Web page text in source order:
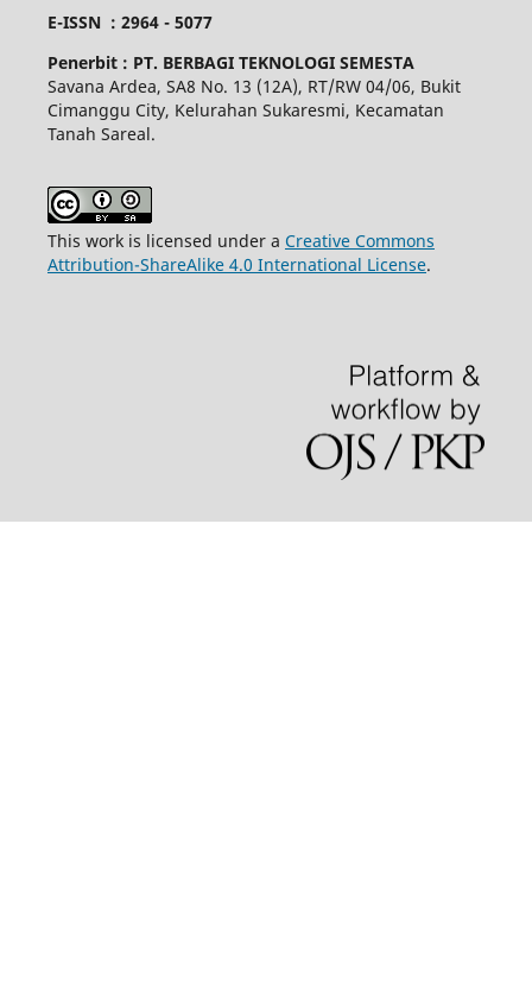
E-ISSN : 2964 - 5077
Penerbit : PT. BERBAGI TEKNOLOGI SEMESTA
Savana Ardea, SA8 No. 13 (12A), RT/RW 04/06, Bukit
Cimanggu City, Kelurahan Sukaresmi, Kecamatan
Tanah Sareal.
This work is licensed under a Creative Commons
Attribution-ShareAlike 4.0 International License.